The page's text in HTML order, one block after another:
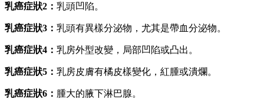
乳癌症狀2： 乳頭凹陷。
乳癌症狀3： 乳頭有異樣分泌物，尤其是帶血分泌物。
乳癌症狀4： 乳房外型改變，局部凹陷或凸出。
乳癌症狀5： 乳房皮膚有橘皮樣變化，紅腫或潰爛。
乳癌症狀6： 腫大的腋下淋巴腺。